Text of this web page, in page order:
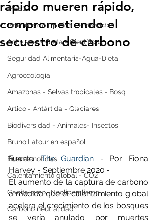
IPBES
Artículos de Opinión - Entrevistas
Activismo - Greta - Científicos
Seguridad Alimentaria-Agua-Dieta
Agroecología
Amazonas - Selvas tropicales - Bosq
Artico - Antártida - Glaciares
Biodiversidad - Animales- Insectos
Bruno Latour en español
Buenas noticias
Calentamiento global - CO2
Capitalismo -Neoliberalismo
Carbono neutralidad
rápido mueren rápido,
comprometiendo el
secuestro de carbono
Fuente: The Guardian - Por Fiona
Harvey - Septiembre 2020 -
El aumento de la captura de carbono
a medida que el calentamiento global
acelera el crecimiento de los bosques
se vería anulado por muertes